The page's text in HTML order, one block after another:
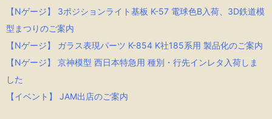
【Nゲージ】 3ポジションライト基板 K-57 電球色B入荷、3D鉄道模
型まつりのご案内
【Nゲージ】 ガラス表現パーツ K-854 K社185系用 製品化のご案内
【Nゲージ】 京神模型 西日本特急用 種別・行先インレタ入荷しま
した
【イベント】 JAM出店のご案内